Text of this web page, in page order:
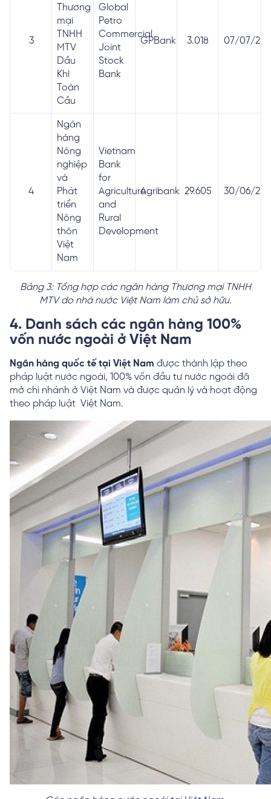
3
Thương
mại
TNHH
MTV
Dầu
Khí
Toàn
Cầu
Global
Petro
Commercial
Joint
Stock
Bank
GPBank 3.018 07/07/
4
Ngân
hàng
Nông
nghiệp
và
Phát
triển
Nông
thôn
Việt
Nam
Vietnam
Bank
for
Agriculture
and
Rural
Development
Agribank 29.605 30/06/
Bảng 3: Tổng hợp các ngân hàng Thương mại TNHH
MTV do nhà nước Việt Nam làm chủ sở hữu.
4. Danh sách các ngân hàng 100%
vốn nước ngoài ở Việt Nam
Ngân hàng quốc tế tại Việt Nam được thành lập theo
pháp luật nước ngoài, 100% vốn đầu tư nước ngoài đã
mở chi nhánh ở Việt Nam và được quản lý và hoạt động
theo pháp luật Việt Nam.